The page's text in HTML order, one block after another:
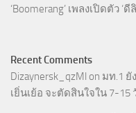
‘Boomerang’ เพลงเปิดตัว ‘
Recent Comments
Dizaynersk_qzMl on มท.1 ยั
เยิ่นเย้อ จะตัดสินใจใน 7-15